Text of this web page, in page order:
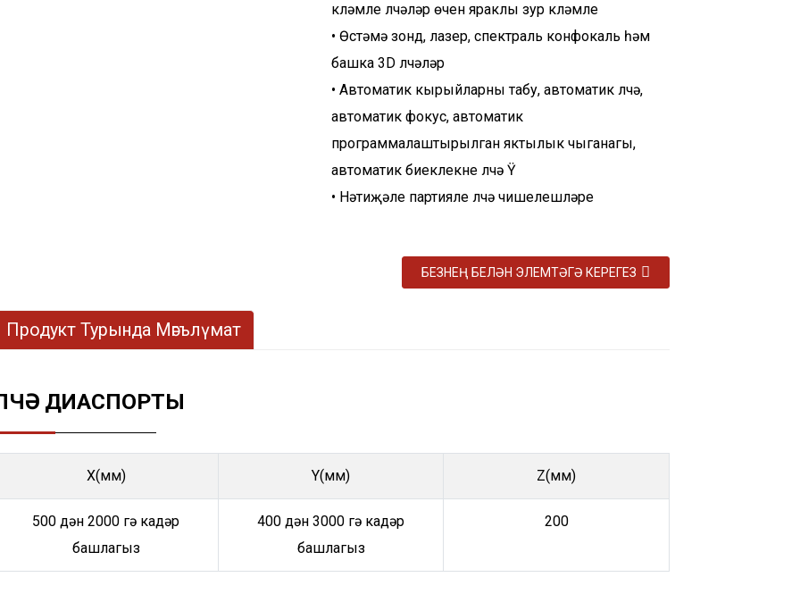
күләмле үлчәүләр өчен яраклы зур күләмле
• Өстәмә зонд, лазер, спектраль конфокаль һәм
башка 3D үлчәүләр
• Автоматик кырыйларны табу, автоматик үлчәү,
автоматик фокус, автоматик
программалаштырылган яктылык чыганагы,
автоматик биеклекне үлчәү Ÿ
• Нәтиҗәле партияле үлчәү чишелешләре
БЕЗНЕҢ БЕЛӘН ЭЛЕМТӘГӘ КЕРЕГЕЗ
Продукт Турында Мәгълүмат
ДИАСПОРТЫ
X(мм) Y(мм) Z(мм)
500 дән 2000 гә кадәр
башлагыз
400 дән 3000 гә кадәр
башлагыз
200